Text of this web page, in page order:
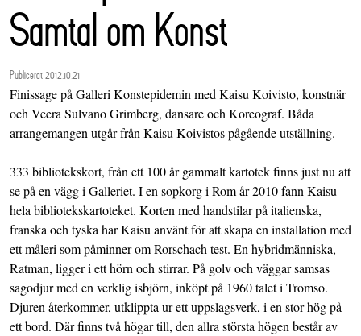
Samtal om Konst
Publicerat 2012.10.21
Finissage på Galleri Konstepidemin med Kaisu Koivisto, konstnär
och Veera Sulvano Grimberg, dansare och Koreograf. Båda
arrangemangen utgår från Kaisu Koivistos pågående utställning.
333 bibliotekskort, från ett 100 år gammalt kartotek finns just nu att
se på en vägg i Galleriet. I en sopkorg i Rom år 2010 fann Kaisu
hela bibliotekskartoteket. Korten med handstilar på italienska,
franska och tyska har Kaisu använt för att skapa en installation med
ett måleri som påminner om Rorschach test. En hybridmänniska,
Ratman, ligger i ett hörn och stirrar. På golv och väggar samsas
sagodjur med en verklig isbjörn, inköpt på 1960 talet i Tromso.
Djuren återkommer, utklippta ur ett uppslagsverk, i en stor hög på
ett bord. Där finns två högar till, den allra största högen består av